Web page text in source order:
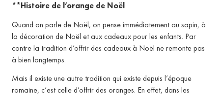
**Histoire de l’orange de Noël
Quand on parle de Noël, on pense immédiatement au sapin, à
la décoration de Noël et aux cadeaux pour les enfants. Par
contre la tradition d’offrir des cadeaux à Noël ne remonte pas
à bien longtemps.
Mais il existe une autre tradition qui existe depuis l’époque
romaine, c’est celle d’offrir des oranges. En effet, dans les